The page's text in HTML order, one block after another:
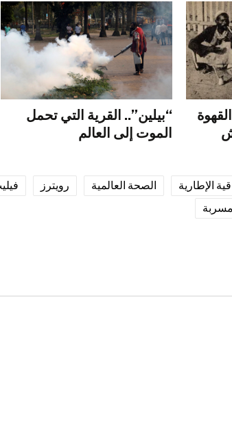
“بيلين”.. القرية التي تحمل
الموت إلى العالم
الإطارية الصحة العالمية رويترز
مسربة